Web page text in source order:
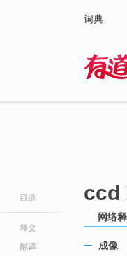
词典
目录
释义
翻译
ccd
网络
成像